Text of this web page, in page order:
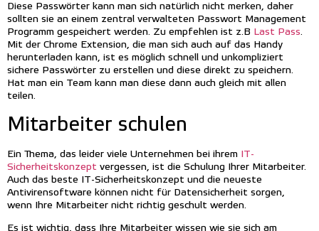
Diese Passwörter kann man sich natürlich nicht merken, daher
sollten sie an einem zentral verwalteten Passwort Management
Programm gespeichert werden. Zu empfehlen ist z.B Last Pass.
Mit der Chrome Extension, die man sich auch auf das Handy
herunterladen kann, ist es möglich schnell und unkompliziert
sichere Passwörter zu erstellen und diese direkt zu speichern.
Hat man ein Team kann man diese dann auch gleich mit allen
teilen.
Mitarbeiter schulen
Ein Thema, das leider viele Unternehmen bei ihrem IT-
Sicherheitskonzept vergessen, ist die Schulung Ihrer Mitarbeiter.
Auch das beste IT-Sicherheitskonzept und die neueste
Antivirensoftware können nicht für Datensicherheit sorgen,
wenn Ihre Mitarbeiter nicht richtig geschult werden.
Es ist wichtig, dass Ihre Mitarbeiter wissen wie sie sich am